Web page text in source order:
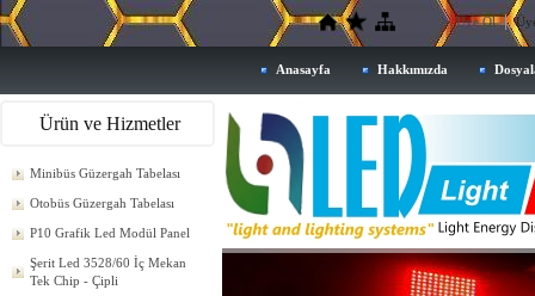
Üye Ol
Anasayfa Hakkımızda
Ürün ve Hizmetler
Minibüs Güzergah Tabelası
Otobüs Güzergah Tabelası
P10 Grafik Led Modül Panel
Şerit Led 3528/60 İç Mekan
Tek Chip - Çipli